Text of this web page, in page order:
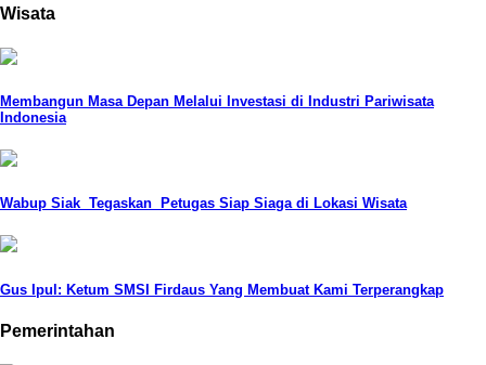
Wisata
Membangun Masa Depan Melalui Investasi di Industri Pariwisata
Indonesia
Wabup Siak Tegaskan Petugas Siap Siaga di Lokasi Wisata
Gus Ipul: Ketum SMSI Firdaus Yang Membuat Kami Terperangkap
Pemerintahan